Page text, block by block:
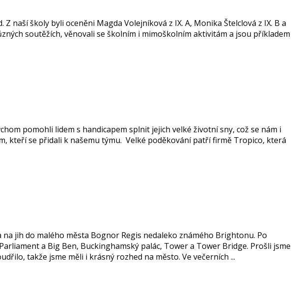
naší školy byli oceněni Magda Volejníková z IX. A, Monika Štelclová z IX. B a
soutěžích, věnovali se školním i mimoškolním aktivitám a jsou příkladem
pomohli lidem s handicapem splnit jejich velké životní sny, což se nám i
kteří se přidali k našemu týmu. Velké poděkování patří firmě Tropico, která
jih do malého města Bognor Regis nedaleko známého Brightonu. Po
a Big Ben, Buckinghamský palác, Tower a Tower Bridge. Prošli jsme
takže jsme měli i krásný rozhed na město. Ve večerních ...